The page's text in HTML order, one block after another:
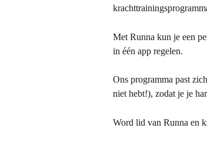
Met Runna kun je een
in één app regelen.
Ons programma past
niet hebt!), zodat je je
Word lid van Runna en